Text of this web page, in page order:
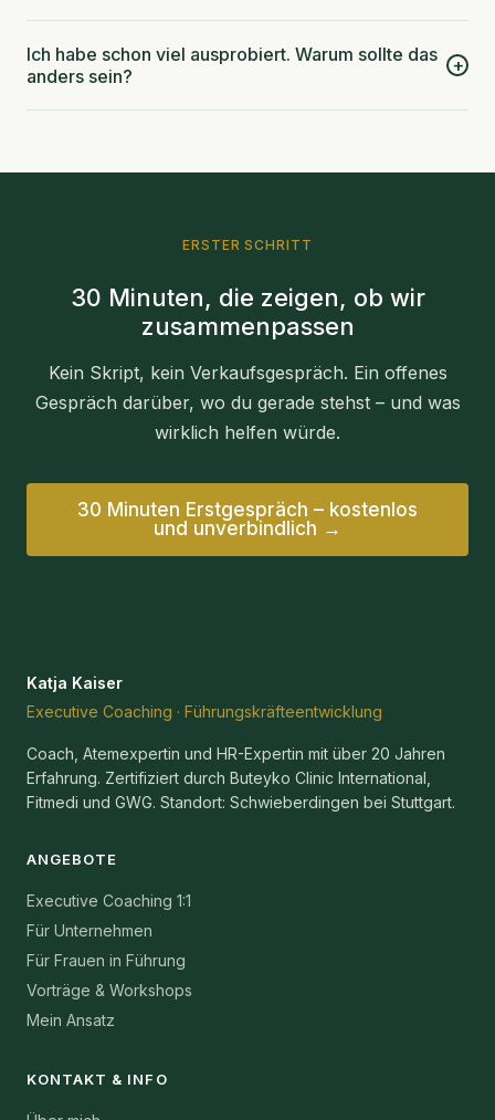
Ich habe schon viel ausprobiert. Warum sollte das
anders sein?
+
ERSTER SCHRITT
30 Minuten, die zeigen, ob wir
zusammenpassen
Kein Skript, kein Verkaufsgespräch. Ein offenes
Gespräch darüber, wo du gerade stehst – und was
wirklich helfen würde.
30 Minuten Erstgespräch – kostenlos
und unverbindlich →
Katja Kaiser
Executive Coaching · Führungskräfteentwicklung
Coach, Atemexpertin und HR-Expertin mit über 20 Jahren
Erfahrung. Zertifiziert durch Buteyko Clinic International,
Fitmedi und GWG. Standort: Schwieberdingen bei Stuttgart.
ANGEBOTE
Executive Coaching 1:1
Für Unternehmen
Für Frauen in Führung
Vorträge & Workshops
Mein Ansatz
KONTAKT & INFO